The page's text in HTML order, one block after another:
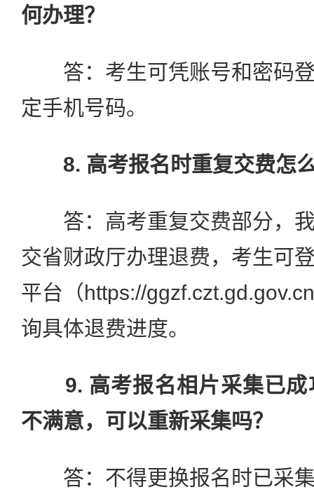
何办理？
答：考生可凭账号和密码登
定手机号码。
8. 高考报名时重复交费怎
答：高考重复交费部分，我
交省财政厅办理退费，考生可
平台（https://
询具体退费进度。
9. 高考报名相片采集已
不满意，可以重新采集吗？
答：不得更换报名时已采集